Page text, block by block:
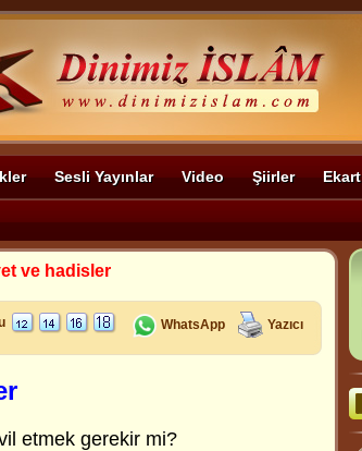
Sesli Yayınlar Video Şiirler Ekart
ve hadisler
WhatsApp Yazıcı
etmek gerekir mi?